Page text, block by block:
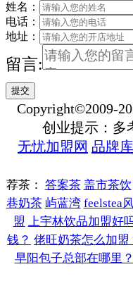
姓名：
电话：
地址：
留言:
Copyright©2009-
创业提示：多
无忧加盟网 品牌库
荐茶： 答案茶 盖市茶饮
巷奶茶 屿蓝湾 feelstea
盟 上宇林饮品加盟好
钱？ 佬旺奶茶怎么加盟
早阳包子总部在哪里